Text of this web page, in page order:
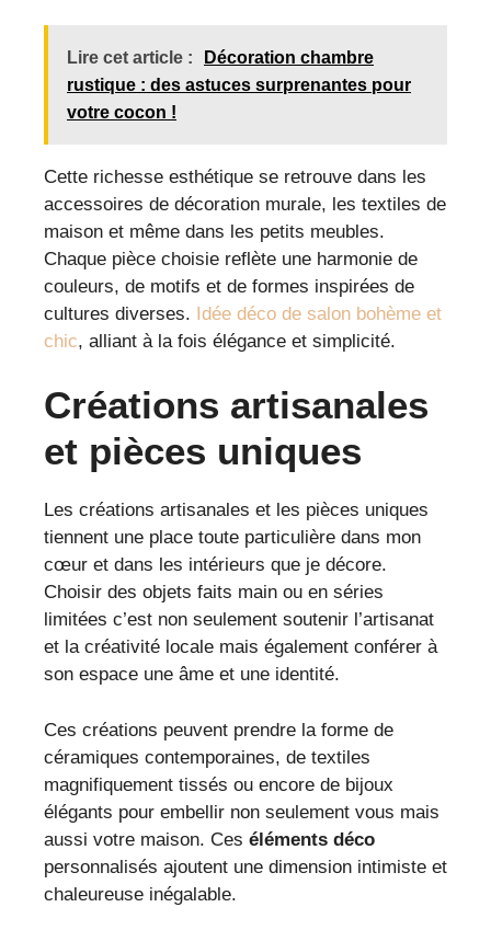
Lire cet article :
Décoration chambre
rustique : des astuces surprenantes pour
votre cocon !
Cette richesse esthétique se retrouve dans les
accessoires de décoration murale, les textiles de
maison et même dans les petits meubles.
Chaque pièce choisie reflète une harmonie de
couleurs, de motifs et de formes inspirées de
cultures diverses. Idée déco de salon bohème et
chic, alliant à la fois élégance et simplicité.
Créations artisanales
et pièces uniques
Les créations artisanales et les pièces uniques
tiennent une place toute particulière dans mon
cœur et dans les intérieurs que je décore.
Choisir des objets faits main ou en séries
limitées c’est non seulement soutenir l’artisanat
et la créativité locale mais également conférer à
son espace une âme et une identité.
Ces créations peuvent prendre la forme de
céramiques contemporaines, de textiles
magnifiquement tissés ou encore de bijoux
élégants pour embellir non seulement vous mais
aussi votre maison. Ces éléments déco
personnalisés ajoutent une dimension intimiste et
chaleureuse inégalable.